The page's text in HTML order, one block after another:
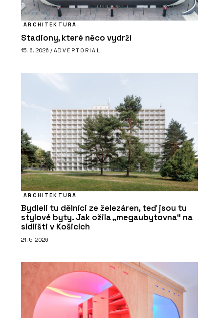
ARCHITEKTURA
Stadiony, které něco vydrží
15. 6. 2026 / ADVERTORIAL
ARCHITEKTURA
Bydleli tu dělníci ze železáren, teď jsou tu
stylové byty. Jak ožila „megaubytovna“ na
sídlišti v Košicích
21. 5. 2026